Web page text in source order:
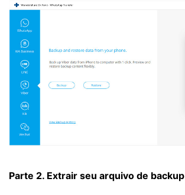
Parte 2. Extrair seu arquivo de backup